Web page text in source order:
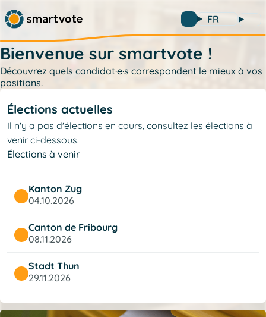
FR
Bienvenue sur smartvote !
Découvrez quels candidat·e·s correspondent le mieux à vos
positions.
Élections actuelles
Il n'y a pas d'élections en cours, consultez les élections à
venir ci-dessous.
Élections à venir
Kanton Zug
04.10.2026
Canton de Fribourg
08.11.2026
Stadt Thun
29.11.2026